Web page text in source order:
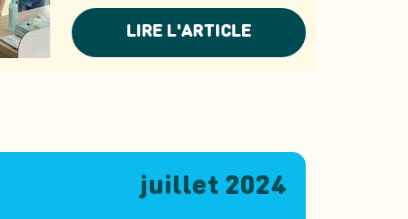
LIRE L'ARTICLE
juillet 2024